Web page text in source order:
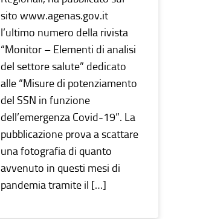
sito www.agenas.gov.it
l’ultimo numero della rivista
“Monitor – Elementi di analisi
del settore salute” dedicato
alle “Misure di potenziamento
del SSN in funzione
dell’emergenza Covid-19”. La
pubblicazione prova a scattare
una fotografia di quanto
avvenuto in questi mesi di
pandemia tramite il […]